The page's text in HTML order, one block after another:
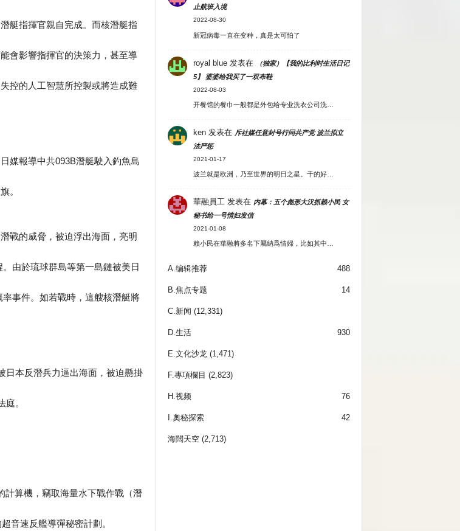
艇指揮官親自完成。而核潛艇指
會影響指揮官的決策力，甚至導
控的人工智慧所控製或將造成難
媒報導中共093B潛艇駛入釣魚島
。
戰的威脅，被迫浮出海面，亮明
由於琉球群島等第一島鏈被美日
事件。如若戰時，這艘核潛艇將
日本反潛兵力逼出海面，被迫懸掛
。
計算機，竊取海量水下戰作戰（潛
音速反艦導彈秘密計劃。
止航班入境
2022-08-30
新冠病毒一直在变种，真是太可怕了
royal blue发表在
（独家）【我的比利时生活日记
5】 婆婆给我买了一双布鞋
2022-08-03
开餐馆的餐巾一般都是外包给专业洗衣公司洗…
ken发表在 斥社媒任意封号行同共产党 波兰拟立
法严惩
2021-01-17
波兰就是欧洲，乃至世界的明日之星。干的好…
華融員工 发表在 内幕：五个彪形大汉抓赖小民 女
秘书给一号情妇发信
2021-01-08
賴小民在華融將多名下屬納爲情婦，比如其中…
A.编辑推荐 488
B.焦点专题 14
C.新闻 (12,331)
D.生活 930
E.文化沙龙 (1,471)
F.專項欄目 (2,823)
H.视频 76
I.奧秘探索 42
海闊天空(2,713)